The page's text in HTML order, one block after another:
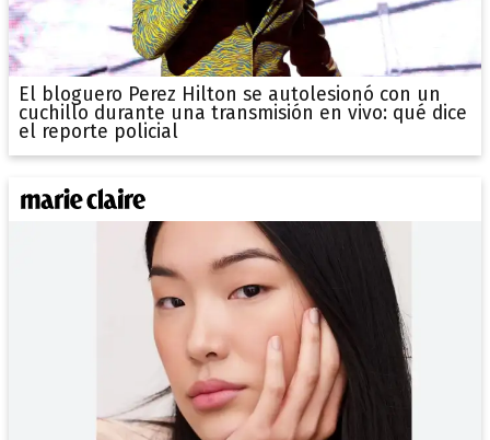
El bloguero Perez Hilton se autolesionó con un
cuchillo durante una transmisión en vivo: qué dice
el reporte policial